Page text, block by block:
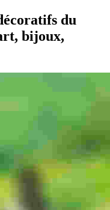
du
bijoux,